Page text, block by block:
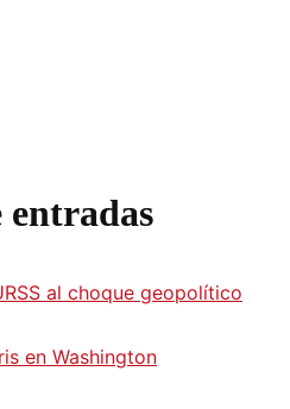
entradas
al choque geopolítico
en Washington